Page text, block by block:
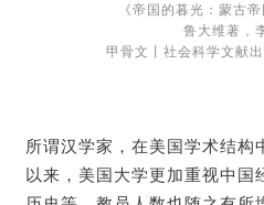
《帝国的暮光：蒙古
鲁大维著，
甲骨文丨社会科学文献
所谓汉学家，在美国学术结构
以来，美国大学更加重视中国